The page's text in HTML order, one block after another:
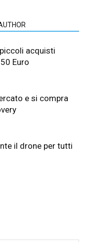
acquisti
Euro
e si compra
il drone per tutti